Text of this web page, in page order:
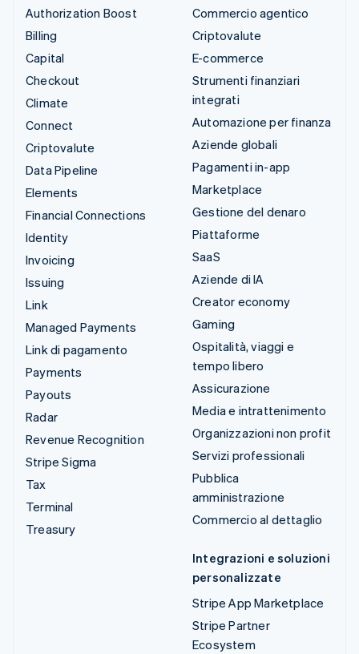
Authorization Boost
Billing
Capital
Checkout
Climate
Connect
Criptovalute
Data Pipeline
Elements
Financial Connections
Identity
Invoicing
Issuing
Link
Managed Payments
Link di pagamento
Payments
Payouts
Radar
Revenue Recognition
Stripe Sigma
Tax
Terminal
Treasury
Commercio agentico
Criptovalute
E-commerce
Strumenti finanziari
integrati
Automazione per finanza
Aziende globali
Pagamenti in-app
Marketplace
Gestione del denaro
Piattaforme
SaaS
Aziende di IA
Creator economy
Gaming
Ospitalità, viaggi e
tempo libero
Assicurazione
Media e intrattenimento
Organizzazioni non profit
Servizi professionali
Pubblica
amministrazione
Commercio al dettaglio
Integrazioni e soluzioni
personalizzate
Stripe App Marketplace
Stripe Partner
Ecosystem